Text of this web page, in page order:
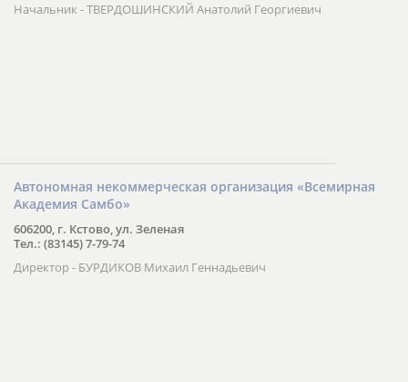
Начальник - ТВЕРДОШИНСКИЙ Анатолий Георгиевич
Автономная некоммерческая организация «Всемирная
Академия Самбо»
606200, г. Кстово, ул. Зеленая
Тел.: (83145) 7-79-74
Директор - БУРДИКОВ Михаил Геннадьевич